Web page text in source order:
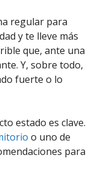
regular para
y te lleve más
que, ante una
Y, sobre todo,
fuerte o lo
estado es clave.
o uno de
para